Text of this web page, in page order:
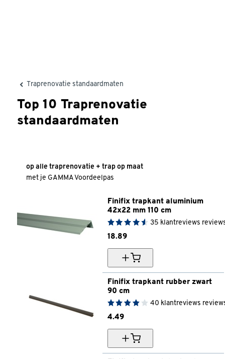
Traprenovatie standaardmaten
Top 10 Traprenovatie
standaardmaten
op alle traprenovatie + trap op maat
met je GAMMA Voordeelpas
Finifix trapkant aluminium
42x22 mm 110 cm
35 klantreviews
18.89
Finifix trapkant rubber zwart
90 cm
40 klantreviews
4.49